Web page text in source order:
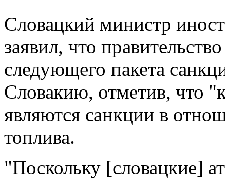
Словацкий министр
заявил, что
следующего пакета
Словакию, отметив, что
являются санкции в
топлива.
"Поскольку [словацкие]